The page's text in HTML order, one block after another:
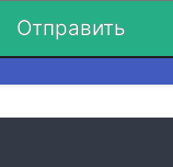
Отправить